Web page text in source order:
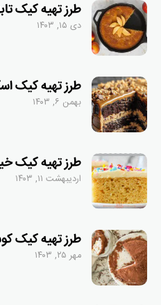
طرز تهیه کیک
دی ۱۵, ۱۴۰۳
طرز تهیه کیک
بهمن ۶, ۱۴۰۳
طرز تهیه کیک
اردیبهشت ۱۱, ۱۴۰۳
طرز تهیه کیک
مهر ۲۵, ۱۴۰۳